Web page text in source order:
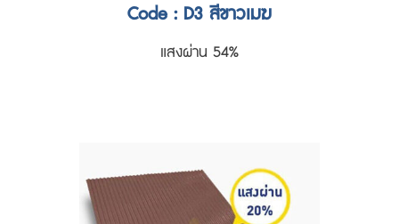
Code : D3 สีขาวเมฆ
แสงผ่าน 54%